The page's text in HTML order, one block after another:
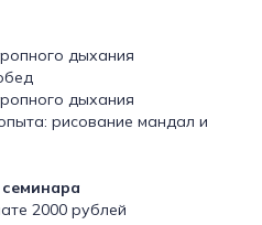
дыхания
дыхания
рисование мандал и
2000 рублей